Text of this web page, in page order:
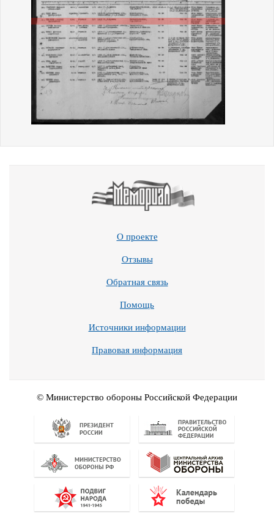
О проекте
Отзывы
Обратная связь
Помощь
Источники информации
Правовая информация
© Министерство обороны Российской Федерации